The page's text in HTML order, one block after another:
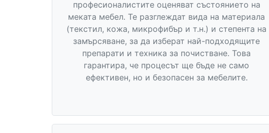
професионалистите оценяват състоянието на
меката мебел. Те разглеждат вида на материала
(текстил, кожа, микрофибър и т.н.) и степента на
замърсяване, за да изберат най-подходящите
препарати и техника за почистване. Това
гарантира, че процесът ще бъде не само
ефективен, но и безопасен за мебелите.